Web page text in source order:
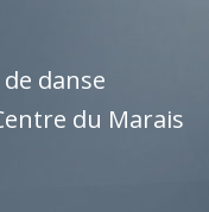
danse
du Marais